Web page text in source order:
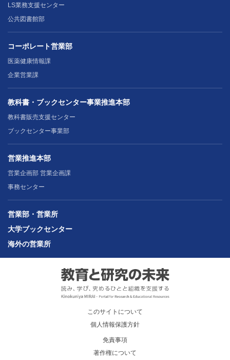
LS業務支援センター
公共図書館部
コーポレート営業部
医薬健康情報課
企業営業課
教科書・ブックセンター事業推進本部
教科書販売支援センター
ブックセンター事業部
営業推進本部
営業企画部 営業企画課
事務センター
営業部・営業所
大学ブックセンター
海外の営業所
このサイトについて
個人情報保護方針
免責事項
著作権について